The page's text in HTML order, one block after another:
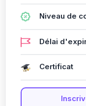
Niveau de
Délai
Certificat